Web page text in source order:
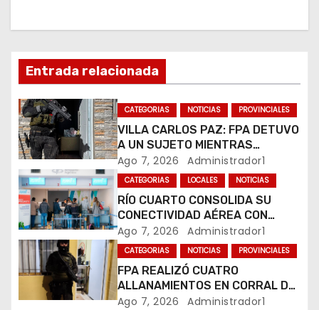
n
d
e
e
n
t
r
a
Entrada relacionada
CATEGORIAS NOTICIAS PROVINCIALES
VILLA CARLOS PAZ: FPA DETUVO
A UN SUJETO MIENTRAS
COMERCIALIZABA COCAÍNA Y
MARIHUANA EN UNA PLAZA
Ago 7, 2026 Administrador1
CATEGORIAS LOCALES NOTICIAS
RÍO CUARTO CONSOLIDA SU
CONECTIVIDAD AÉREA CON
CUATRO VUELOS SEMANALES A
BUENOS AIRES
Ago 7, 2026 Administrador1
CATEGORIAS NOTICIAS PROVINCIALES
FPA REALIZÓ CUATRO
ALLANAMIENTOS EN CORRAL DE
BUSTOS-IFFLINGER
Ago 7, 2026 Administrador1